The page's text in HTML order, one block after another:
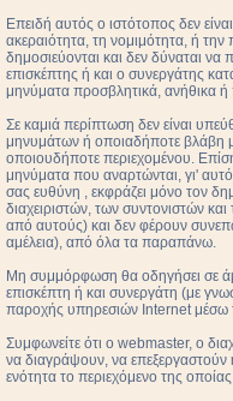
Επειδή αυτός ο ιστότοπος δεν
ακεραιότητα, τη νομιμότητα, ή
δημοσιεύονται και δεν δύναται
επισκέπτης ή και ο συνεργάτης
μηνύματα προσβλητικά, ανήθικα
Σε καμιά περίπτωση δεν είναι
μηνυμάτων ή οποιαδήποτε βλάβη
οποιουδήποτε περιεχομένου.
μηνύματα που αναρτώνται, γι' αυτό
σας ευθύνη , εκφράζει μόνο τον
διαχειριστών, των συντονιστών
από αυτούς) και δεν φέρουν
αμέλεια), από όλα τα παραπάνω.
Μη συμμόρφωση θα οδηγήσει σε
επισκέπτη ή και συνεργάτη (με
παροχής υπηρεσιών Internet μέσω
Συμφωνείτε ότι ο webmaster, ο
να διαγράψουν, να
ενότητα το περιεχόμενο της